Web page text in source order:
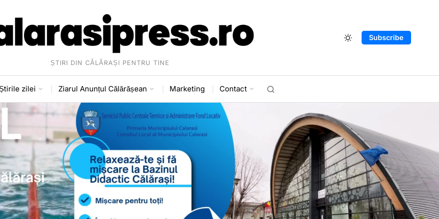
ȘTIRI DIN CĂLĂRAȘI PENTRU TINE
Subscribe
zilei Ziarul Anunțul Călărășean Marketing Contact